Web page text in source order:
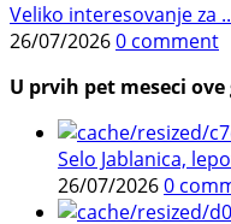
Veliko interesovanje za
26/07/20260 comment
U prvih pet meseci
Selo Jablanica,
26/07/20260